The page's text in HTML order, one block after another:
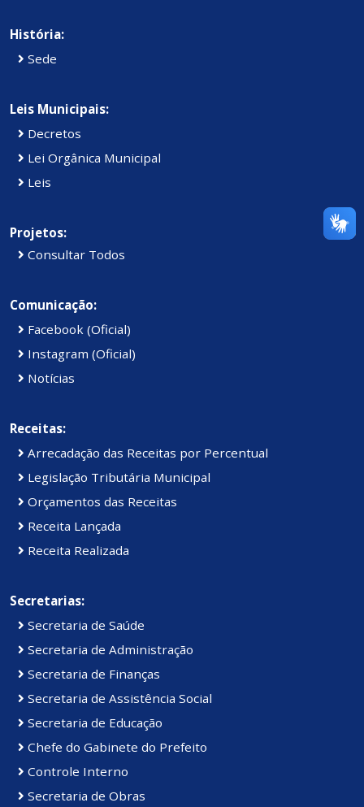
História:
Sede
Leis Municipais:
Decretos
Lei Orgânica Municipal
Leis
Projetos:
Consultar Todos
Comunicação:
Facebook (Oficial)
Instagram (Oficial)
Notícias
Receitas:
Arrecadação das Receitas por Percentual
Legislação Tributária Municipal
Orçamentos das Receitas
Receita Lançada
Receita Realizada
Secretarias:
Secretaria de Saúde
Secretaria de Administração
Secretaria de Finanças
Secretaria de Assistência Social
Secretaria de Educação
Chefe do Gabinete do Prefeito
Controle Interno
Secretaria de Obras